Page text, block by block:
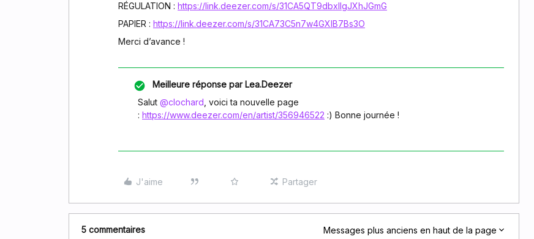
RÉGULATION : https://link.deezer.com/s/31CA5QT9dbxIIgJXhJGmG
PAPIER : https://link.deezer.com/s/31CA73C5n7w4GXlB7Bs3O
Merci d’avance !
Meilleure réponse parLea.Deezer
Salut ​ @clochard , voici ta nouvelle page
: https://www.deezer.com/en/artist/356946522 :) Bonne journée !
J'aime Partager
5 commentaires Messages plus anciens en haut de la page